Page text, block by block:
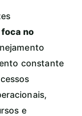
no
constante
e